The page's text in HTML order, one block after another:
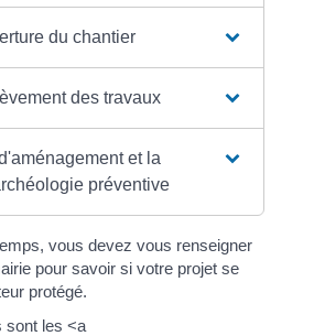
du chantier
des travaux
et la
préventive
vous devez vous renseigner
pour savoir si votre projet se
protégé.
sont les <a